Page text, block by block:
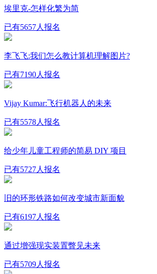
埃里克-怎样化繁为简
已有5657人报名
李飞飞:我们怎么教计算机理解图片?
已有7190人报名
Vijay Kumar:飞行机器人的未来
已有5578人报名
给少年儿童工程师的简易 DIY 项目
已有5727人报名
旧的环形铁路如何改变城市新面貌
已有6197人报名
通过增强现实装置瞥见未来
已有5709人报名